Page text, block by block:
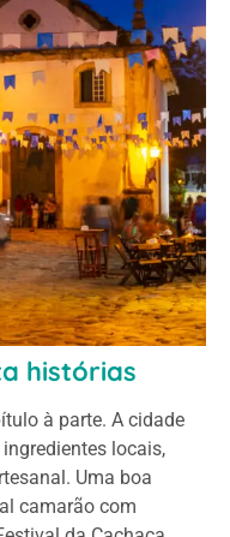
histórias
à parte. A cidade
locais,
Uma boa
camarão com